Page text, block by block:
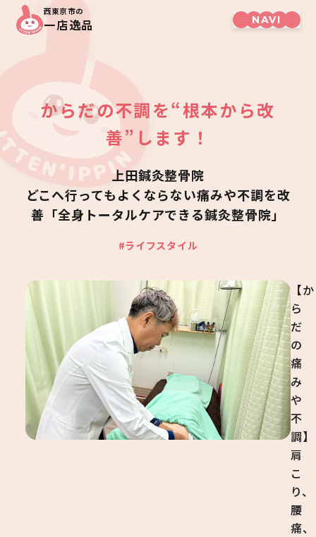
西東京市の
一店逸品
からだの不調を“根本から改
善”します！
上田鍼灸整骨院
どこへ行ってもよくならない痛みや不調を改
善「全身トータルケアできる鍼灸整骨院」
#ライフスタイル
【か
ら
だ
の
痛
み
や
不
調】
肩
こ
り、
腰
痛、